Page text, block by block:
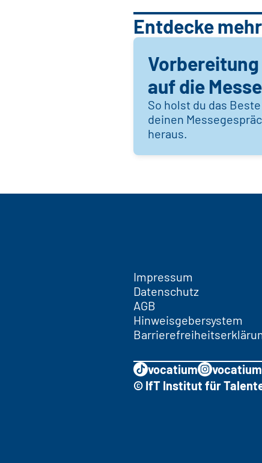
Entdecke
Vorbereitung
auf die Messe
So holst du das
deinen
heraus.
Impressum
Datenschutz
AGB
Hinweisgebersystem
vocatium
© IfT Institut für